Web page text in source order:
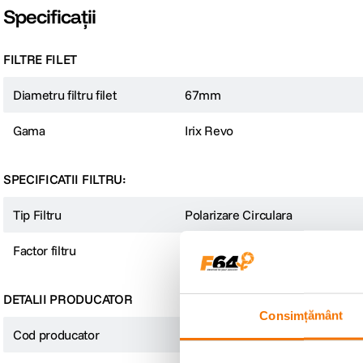
Consimțământ
Specificații
FILTRE FILET
Diametru filtru filet 67mm
Gama Irix Revo
SPECIFICATII FILTRU:
Tip Filtru Polarizare Circulara
Factor filtru
DETALII PRODUCATOR
Cod producator IFRV-CPL-67